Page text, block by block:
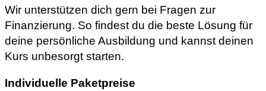
Wir unterstützen dich gern bei Fragen zur
Finanzierung. So findest du die beste Lösung für
deine persönliche Ausbildung und kannst deinen
Kurs unbesorgt starten.
Individuelle Paketpreise